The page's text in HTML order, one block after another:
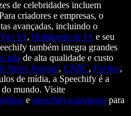
de celebridades incluem
criadores e empresas, o
avançadas, incluindo o
IA, Dublagem de IA e seu
também integra grandes
fala de alta qualidade e custo
Street Journal, CNBC, Forbes,
de mídia, a Speechify é a
mundo. Visite
blog e speechify.com/press para